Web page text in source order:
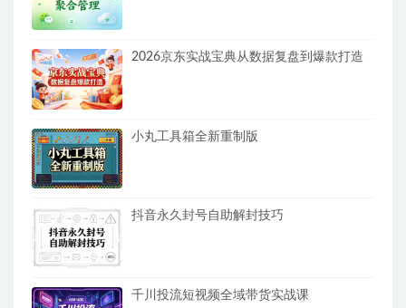
2026京东实战宝典从数据复盘到爆款打造
小丸工具箱全新重制版
抖音永久封号自助解封技巧
千川投流短视频全域带货实战课